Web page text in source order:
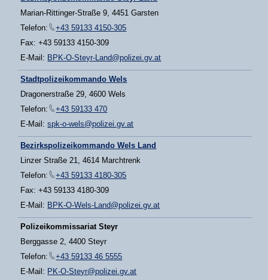
Marian-Rittinger-Straße 9, 4451 Garsten
Telefon:
+43 59133 4150-305
Fax: +43 59133 4150-309
E-Mail: BPK-O-Steyr-Land@polizei.gv.at
Stadtpolizeikommando Wels
Dragonerstraße 29, 4600 Wels
Telefon:
+43 59133 470
E-Mail:spk-o-wels@polizei.gv.at
Bezirkspolizeikommando Wels Land
Linzer Straße 21, 4614 Marchtrenk
Telefon:
+43 59133 4180-305
Fax: +43 59133 4180-309
E-Mail: BPK-O-Wels-Land@polizei.gv.at
Polizeikommissariat Steyr
Berggasse 2, 4400 Steyr
Telefon:
+43 59133 46 5555
E-Mail: PK-O-Steyr@polizei.gv.at